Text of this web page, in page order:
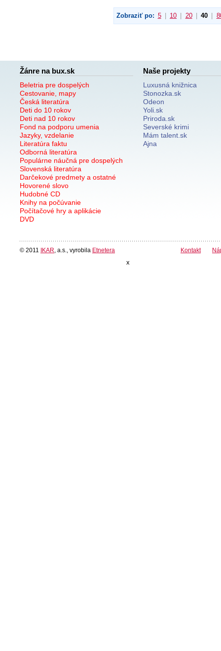
Zobraziť po: 5 10 20 40
Žánre na bux.sk
Beletria pre dospelých
Cestovanie, mapy
Česká literatúra
Deti do 10 rokov
Deti nad 10 rokov
Fond na podporu umenia
Jazyky, vzdelanie
Literatúra faktu
Odborná literatúra
Populárne náučná pre dospelých
Slovenská literatúra
Darčekové predmety a ostatné
Hovorené slovo
Hudobné CD
Knihy na počúvanie
Počítačové hry a aplikácie
DVD
Naše projekty
Luxusná knižnica
Stonozka.sk
Odeon
Yoli.sk
Priroda.sk
Severské krimi
Mám talent.sk
Ajna
© 2011 IKAR , a.s., vyrobila Etnetera Kontakt
x